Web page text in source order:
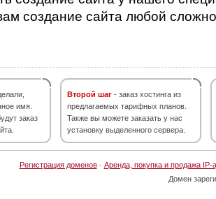
создание сайта любой
имя.
заказ
Второй шаг - заказ хостинга из
предлагаемых тарифных планов.
Также вы можете заказать у нас
установку выделенного сервера.
Регистрация доменов· Аренда, покупка и продажа IP-
Домен